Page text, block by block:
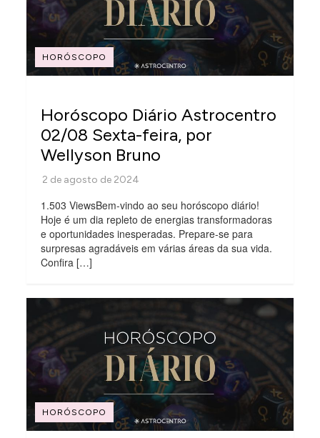
HORÓSCOPO
Horóscopo Diário Astrocentro
02/08 Sexta-feira, por
Wellyson Bruno
1.503 ViewsBem-vindo ao seu horóscopo diário!
Hoje é um dia repleto de energias transformadoras
e oportunidades inesperadas. Prepare-se para
surpresas agradáveis em várias áreas da sua vida.
Confira […]
HORÓSCOPO